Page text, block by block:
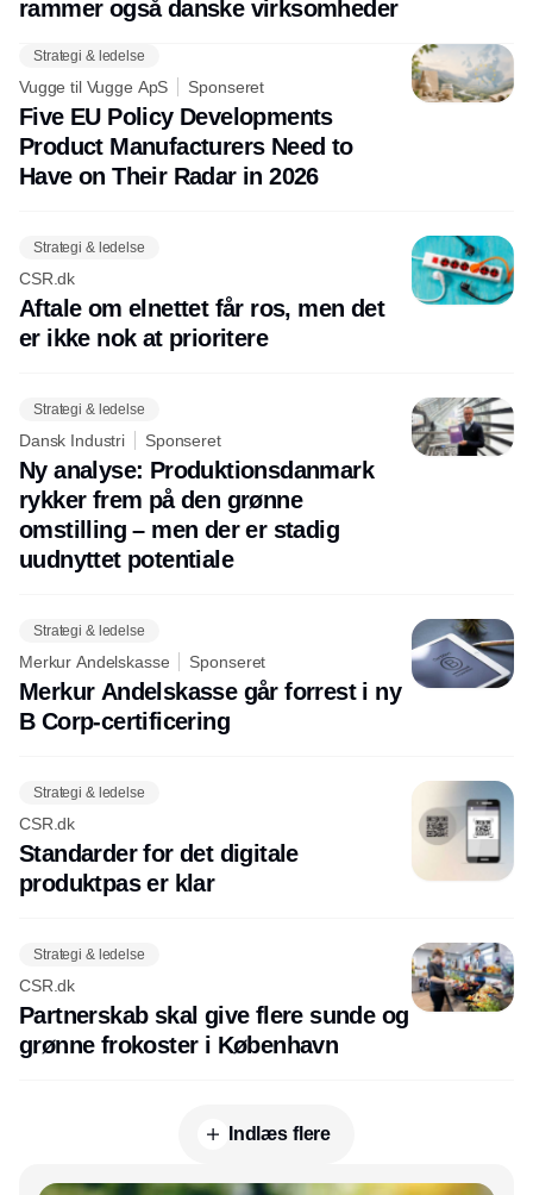
rammer også danske virksomheder
Strategi & ledelse
Vugge til Vugge ApS Sponseret
Five EU Policy Developments
Product Manufacturers Need to
Have on Their Radar in 2026
Strategi & ledelse
CSR.dk
Aftale om elnettet får ros, men det
er ikke nok at prioritere
Strategi & ledelse
Dansk Industri Sponseret
Ny analyse: Produktionsdanmark
rykker frem på den grønne
omstilling – men der er stadig
uudnyttet potentiale
Strategi & ledelse
Merkur Andelskasse Sponseret
Merkur Andelskasse går forrest i ny
B Corp-certificering
Strategi & ledelse
CSR.dk
Standarder for det digitale
produktpas er klar
Strategi & ledelse
CSR.dk
Partnerskab skal give flere sunde og
grønne frokoster i København
Indlæs flere
Annonce